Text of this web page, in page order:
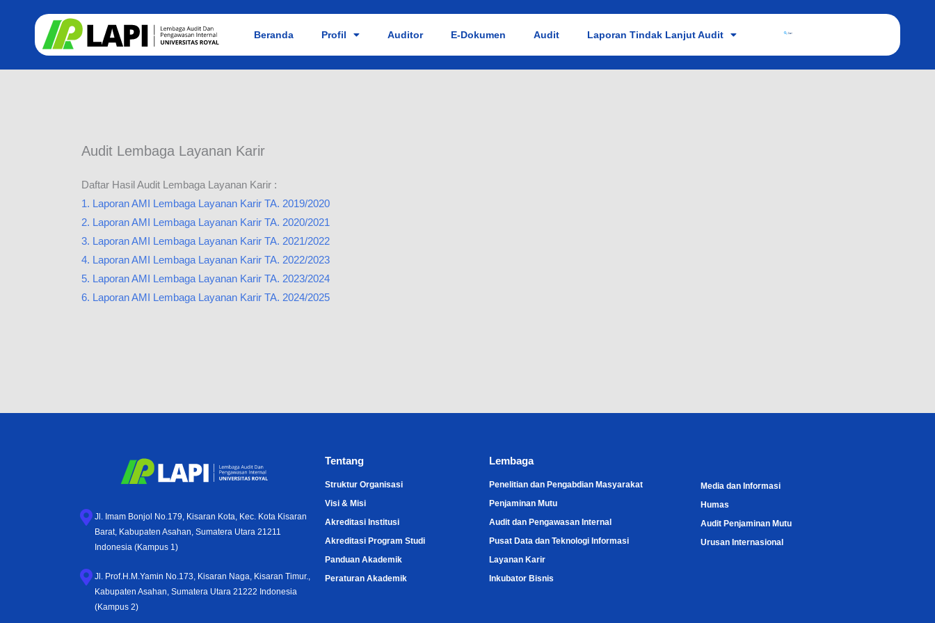
Beranda Profil Auditor E-Dokumen Audit Laporan Tindak Lanjut Audit
Audit Lembaga Layanan Karir
Daftar Hasil Audit Lembaga Layanan Karir :
1. Laporan AMI Lembaga Layanan Karir TA. 2019/2020
2. Laporan AMI Lembaga Layanan Karir TA. 2020/2021
3. Laporan AMI Lembaga Layanan Karir TA. 2021/2022
4. Laporan AMI Lembaga Layanan Karir TA. 2022/2023
5. Laporan AMI Lembaga Layanan Karir TA. 2023/2024
6. Laporan AMI Lembaga Layanan Karir TA. 2024/2025
Jl. Imam Bonjol No.179, Kisaran Kota, Kec. Kota Kisaran
Barat, Kabupaten Asahan, Sumatera Utara 21211
Indonesia (Kampus 1)
Jl. Prof.H.M.Yamin No.173, Kisaran Naga, Kisaran Timur.,
Kabupaten Asahan, Sumatera Utara 21222 Indonesia
(Kampus 2)
Tentang
Struktur Organisasi
Visi & Misi
Akreditasi Institusi
Akreditasi Program Studi
Panduan Akademik
Peraturan Akademik
Lembaga
Penelitian dan Pengabdian Masyarakat
Penjaminan Mutu
Audit dan Pengawasan Internal
Pusat Data dan Teknologi Informasi
Layanan Karir
Inkubator Bisnis
Media dan Informasi
Humas
Audit Penjaminan Mutu
Urusan Internasional